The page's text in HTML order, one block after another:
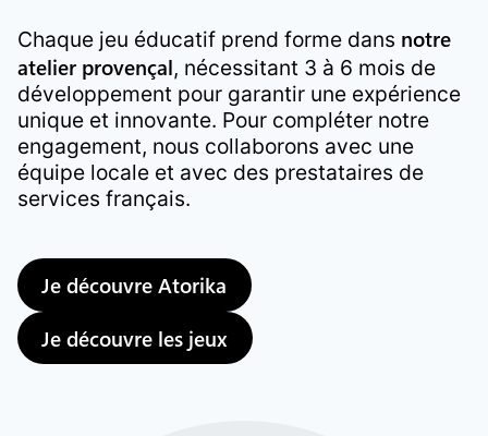
Chaque jeu éducatif prend forme dans notre
atelier provençal, nécessitant 3 à 6 mois de
développement pour garantir une expérience
unique et innovante. Pour compléter notre
engagement, nous collaborons avec une
équipe locale et avec des prestataires de
services français.
Je découvre Atorika
Je découvre les jeux